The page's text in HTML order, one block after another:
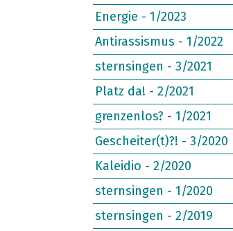
Energie - 1/2023
Antirassismus - 1/2022
sternsingen - 3/2021
Platz da! - 2/2021
grenzenlos? - 1/2021
Gescheiter(t)?! - 3/2020
Kaleidio - 2/2020
sternsingen - 1/2020
sternsingen - 2/2019